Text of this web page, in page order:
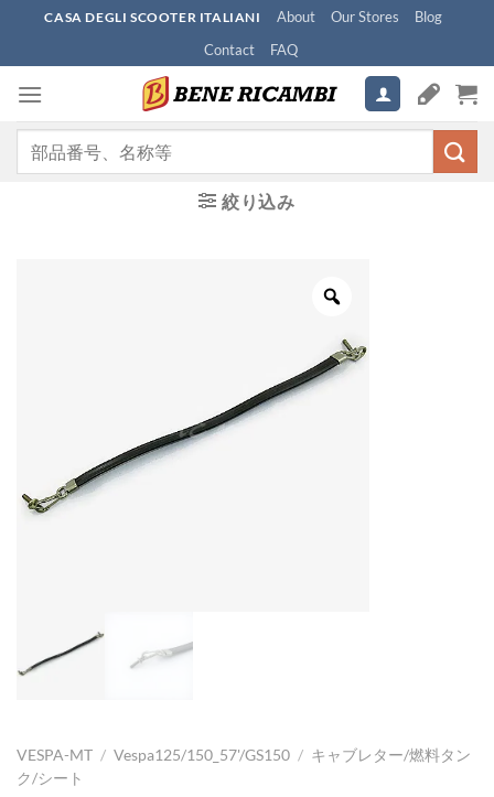
content
CASA DEGLI SCOOTER ITALIANI About Our Stores
Blog
Contact
FAQ
絞り込み
VESPA-MT / Vespa125/150_57'/GS150 / キャブレター/燃料タン
ク/シート